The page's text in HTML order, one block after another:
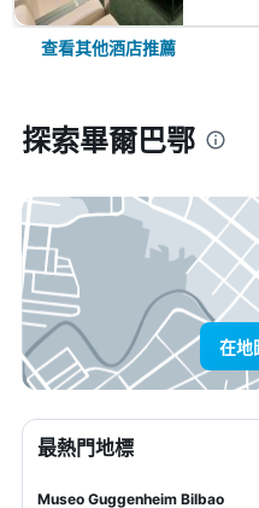
查看其他酒店推薦
探索畢爾巴鄂
在地
最熱門地標
Museo Guggenheim Bilbao